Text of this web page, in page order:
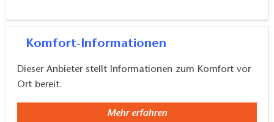
Fahrradreparatursäule, Refill-Station, WLAN
Ausstellungen, ständige Ausstellung des Geoparks,
Veranstaltungen für Kindergartengruppen und
Schulklassen, Angebot für Kinder
Komfort-Informationen
Dieser Anbieter stellt Informationen zum Komfort vor
Ort bereit.
Mehr erfahren